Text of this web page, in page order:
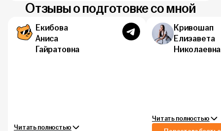
Отзывы о подготовке со мной
Екибова
Аниса
Гайратовна
Читать полностью
Кривошап
Елизавета
Николаевна
Читать полностью